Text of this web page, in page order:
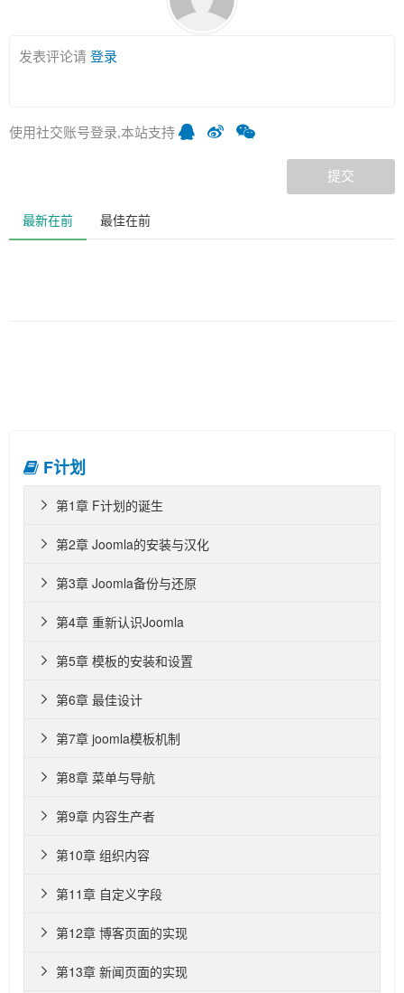
发表评论请 登录
使用社交账号登录,本站支持
提交
最新在前 最佳在前
F计划
第1章 F计划的诞生

第2章 Joomla的安装与汉化

第3章 Joomla备份与还原

第4章 重新认识Joomla

第5章 模板的安装和设置

第6章 最佳设计

第7章 joomla模板机制

第8章 菜单与导航

第9章 内容生产者

第10章 组织内容

第11章 自定义字段

第12章 博客页面的实现

第13章 新闻页面的实现
